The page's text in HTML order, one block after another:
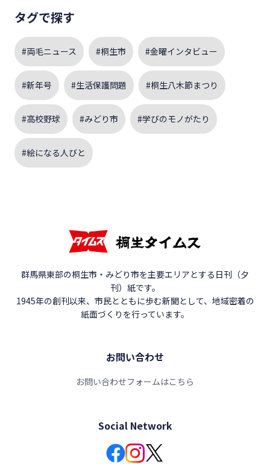
タグで探す
#両毛ニュース #桐生市 #金曜インタビュー
#新年号 #生活保護問題 #桐生八木節まつり
#高校野球 #みどり市 #学びのモノがたり
#絵になる人びと
群馬県東部の桐生市・みどり市を主要エリアとする日刊（夕
刊）紙です。
1945年の創刊以来、市民とともに歩む新聞として、地域密着の
紙面づくりを行っています。
お問い合わせ
お問い合わせフォームはこちら
Social Network